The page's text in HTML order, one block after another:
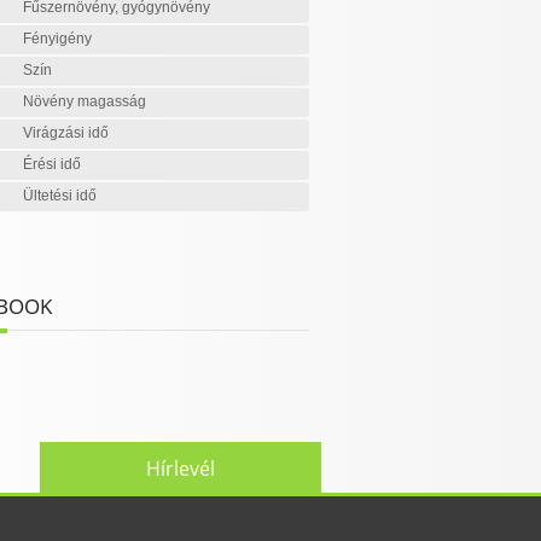
Fűszernövény, gyógynövény
Fényigény
Szín
Növény magasság
Virágzási idő
Érési idő
Ültetési idő
Hírlevél